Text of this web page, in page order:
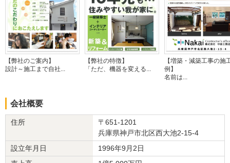
きました。
特に工事中の質疑等についても素早くお返事くださりましたので、
とても助かりました。
仕上がりや職人のマナーについてもご満足いただけたということが
とても光栄に思います。社員・職人一同、いただいたお声を励み
今後とも末永いお付き合いのほど、どうぞよろしくお願いいたしま
す。
建物のタイプ
価格
施工地
：兵庫県 神戸市
【弊社のご案内】
設計～施工まで自社...
【弊社の特徴】
「ただ、機器を変える...
【増築・減築工事の施
例】
名前は...
会社概要
住所
〒651-1201
兵庫県神戸市北区西大池2-15-4
設立年月日
1996年9月2日